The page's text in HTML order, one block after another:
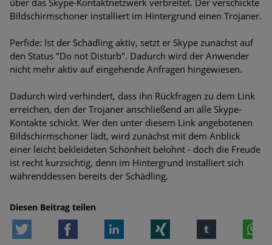
Digitale Assets aller Arten im Fokus der aktuellen Cyber-
Bedrohungen
Ungebremster Aufstieg: Mega-Ransomware. Deutsche
Unternehmen dürfen Bedrohungspotential nicht
unterschätzen
Weiterentwicklung der HTTP-basierten Cyberangriffe lässt
Experten vor Tsunami bei Web-DDoS-Angriffen warnen
Phishing-Trend: Führungskräfte im Visier. Was hilft gegen
Harpoon Whaling?
Aktuelle Phishing-Kampagnen mit großen Markennamen –
Fake-Unternehmensprofile auf LinkedIn: Unternehmen und
Nutzer im Visier der Datendiebe
Bildschirmschoner installiert im Hintergrund einen Trojaner.
Perfide: Ist der Schädling aktiv, setzt er Skype zunächst auf
den Status "Do not Disturb". Dadurch wird der Anwender
nicht mehr aktiv auf eingehende Anfragen hingewiesen.
Dadurch wird verhindert, dass ihn Rückfragen zu dem Link
erreichen, den der Trojaner anschließend an alle Skype-
Kontakte schickt. Wer den unter diesem Link angebotenen
Bildschirmschoner lädt, wird zunächst mit dem Anblick
einer leicht bekleideten Schönheit belohnt - doch die Freude
ist recht kurzsichtig, denn im Hintergrund installiert sich
währenddessen bereits der Schädling.
Diesen Beitrag teilen
Facebook LinkedIn tumblr